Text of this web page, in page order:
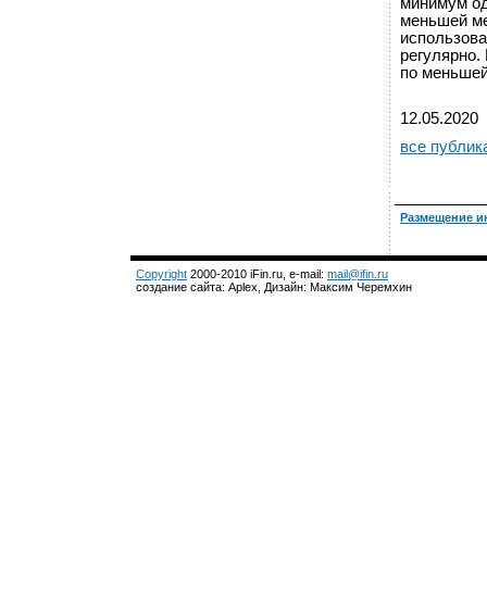
меньшей
по
12.05.2020
все
Размещение
Copyright 2000-2010 iFin.ru, e-mail: mail@ifin.ru
создание сайта: Aplex, Дизайн: Максим Черемхин